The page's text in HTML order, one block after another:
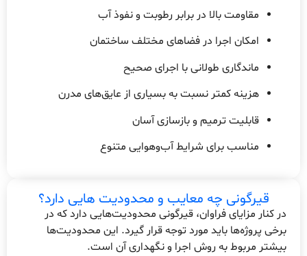
مقاومت بالا در برابر رطوبت و نفوذ آب
امکان اجرا در فضاهای مختلف ساختمان
ماندگاری طولانی با اجرای صحیح
هزینه کمتر نسبت به بسیاری از عایق‌های مدرن
قابلیت ترمیم و بازسازی آسان
مناسب برای شرایط آب‌وهوایی متنوع
قیرگونی چه معایب و محدودیت هایی دارد؟
در کنار مزایای فراوان، قیرگونی محدودیت‌هایی دارد که در
برخی پروژه‌ها باید مورد توجه قرار گیرد. این محدودیت‌ها
بیشتر مربوط به روش اجرا و نگهداری آن است.